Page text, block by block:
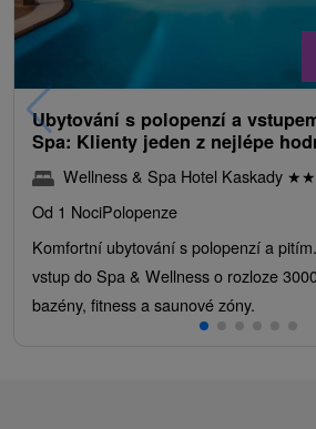
Ubytování s polopenzí a
Spa: Klienty jeden z nejlépe
Wellness & Spa Hotel Kaskady ★★
Od 1 NociPolopenze
Komfortní ubytování s polopenzí a
vstup do Spa & Wellness o rozloze
bazény, fitness a saunové zóny.